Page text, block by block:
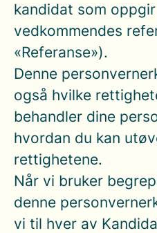
kandidat som
vedkommendes
«Referanse»).
Denne
også hvilke
behandler dine
hvordan du kan
rettighetene.
Når vi bruker
denne
vi til hver av